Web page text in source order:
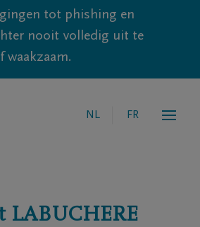
tot phishing en
nooit volledig uit te
NL FR
LABUCHERE